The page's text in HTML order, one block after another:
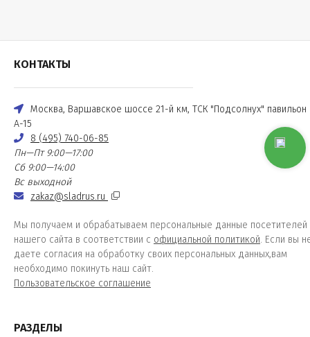
КОНТАКТЫ
Москва, Варшавское шоссе 21-й км, ТСК "Подсолнух" павильон
А-15
8 (495) 740-06-85
Пн—Пт 9:00—17:00
Сб 9:00—14:00
Вс выходной
zakaz@sladrus.ru
Мы получаем и обрабатываем персональные данные посетителей
нашего сайта в соответствии с официальной политикой. Если вы
даете согласия на обработку своих персональных данных,вам
необходимо покинуть наш сайт.
Пользовательское соглашение
РАЗДЕЛЫ